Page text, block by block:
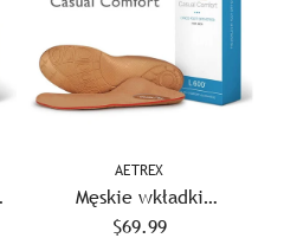
AETREX
Męskie wkładki
ortopedyczne Aetrex L600
$69.99